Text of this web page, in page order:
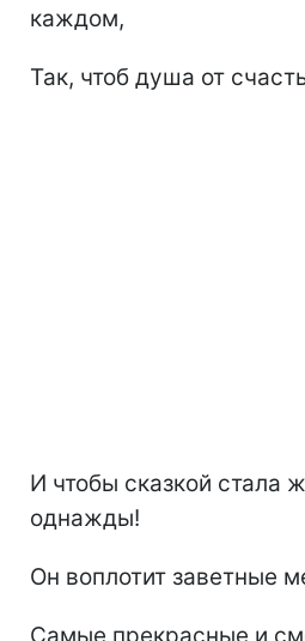
каждом,
Так, чтоб душа от
И чтобы сказкой стала
однажды!
Он воплотит заветные